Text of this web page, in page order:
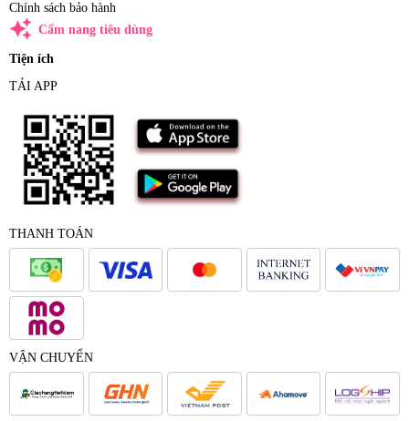
Chính sách bảo hành
auto_awesome Cẩm nang tiêu dùng
Tiện ích
TẢI APP
THANH TOÁN
VẬN CHUYỂN